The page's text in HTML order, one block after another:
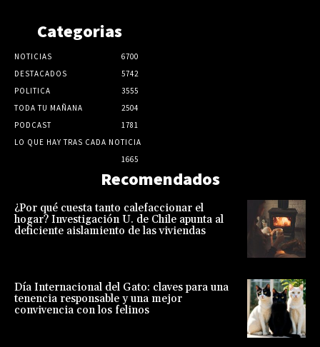
Categorias
NOTICIAS
6700
DESTACADOS
5742
POLITICA
3555
TODA TU MAÑANA
2504
PODCAST
1781
LO QUE HAY TRAS CADA NOTICIA
1665
Recomendados
¿Por qué cuesta tanto calefaccionar el
hogar? Investigación U. de Chile apunta al
deficiente aislamiento de las viviendas
Día Internacional del Gato: claves para una
tenencia responsable y una mejor
convivencia con los felinos